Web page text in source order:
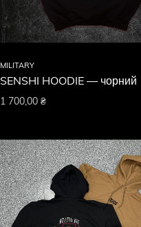
MILITARY
SENSHI HOODIE — чорний
1 700,00 ₴